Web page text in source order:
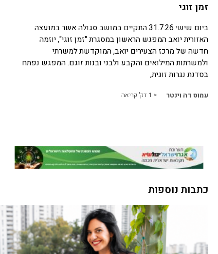
זמן זוגי
ביום שישי 31.7.26 התקיים במושב סגולה אשר במועצה
האזורית יואב המפגש הראשון במסגרת "זמן זוגי", יוזמה
חדשה של מרכז הצעירים יואב, המוקדשת למשרתי
ולמשרתות המילואים והקבע ולבני ובנות זוגם. המפגש נפתח
בסדנת נגרות זוגית,
עמוס דה וינטר < 1 דק' קריאה
כתבות נוספות